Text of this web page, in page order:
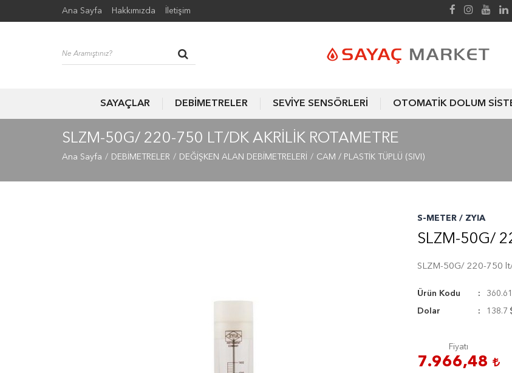
Ana Sayfa Hakkımızda İletişim
SAYAÇLAR DEBİMETRELER SEVİYE SENSÖRLERİ OTOMATİK DOLUM
SLZM-50G/ 220-750 LT/DK AKRILIK ROTAMETRE
Ana Sayfa DEBİMETRELER DEĞİŞKEN ALAN DEBİMETRELERİ CAM / PLASTİK TÜPLÜ (SIVI)
S-METER / ZYIA
SLZM-50G/
SLZM-50G/ 220-750
Ürün Kodu
Dolar 138.7
Fiyatı
7.966,48